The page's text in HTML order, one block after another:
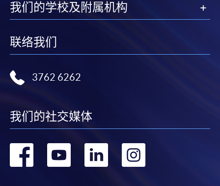
我们的学校及附属机构
联络我们
3762 6262
我们的社交媒体
转
转
转